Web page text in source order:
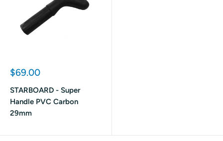
Prix
$69.00
STARBOARD - Super
Handle PVC Carbon
29mm